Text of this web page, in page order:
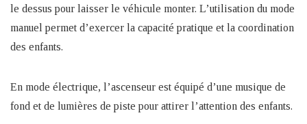
le dessus pour laisser le véhicule monter. L’utilisation du mode
manuel permet d’exercer la capacité pratique et la coordination
des enfants.
En mode électrique, l’ascenseur est équipé d’une musique de
fond et de lumières de piste pour attirer l’attention des enfants.